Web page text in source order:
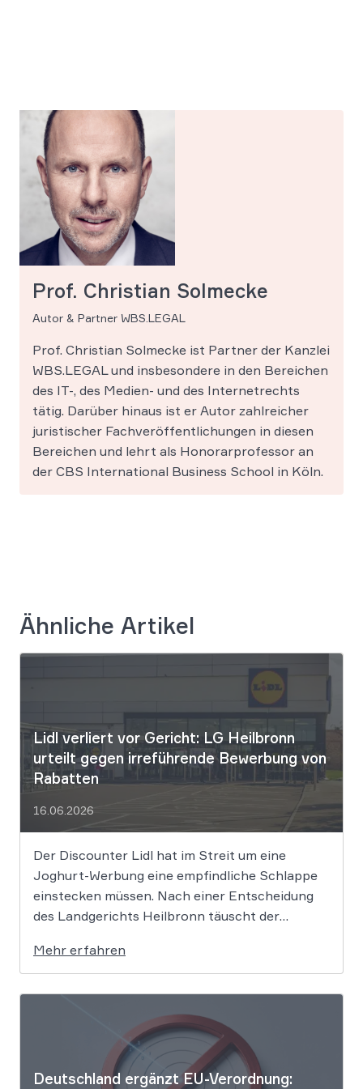
Prof. Christian Solmecke
Autor & Partner WBS.LEGAL
Prof. Christian Solmecke ist Partner der Kanzlei
WBS.LEGAL und insbesondere in den Bereichen
des IT-, des Medien- und des Internetrechts
tätig. Darüber hinaus ist er Autor zahlreicher
juristischer Fachveröffentlichungen in diesen
Bereichen und lehrt als Honorarprofessor an
der CBS International Business School in Köln.
Ähnliche Artikel
Lidl verliert vor Gericht: LG Heilbronn
urteilt gegen irreführende Bewerbung von
Rabatten
16.06.2026
Der Discounter Lidl hat im Streit um eine
Joghurt-Werbung eine empfindliche Schlappe
einstecken müssen. Nach einer Entscheidung
des Landgerichts Heilbronn täuscht der
Produkte als „Aktion“ mit massiven Rabatten
bewirbt, die Preise in Wahrheit aber nie zuvor
selbst verlangt hat. Das Urteil setzt klare
Mehr erfahren
Deutschland ergänzt EU-Verordnung: